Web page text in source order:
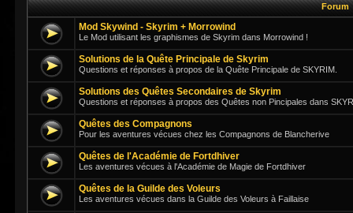
Forum
Mod Skywind - Skyrim + Morrowind
Le Mod utilisant les graphismes de Skyrim dans Morrowind !
Solutions de la Quête Principale de Skyrim
Questions et réponses à propos de la Quête Principale de SKYRIM.
Solutions des Quêtes Secondaires de Skyrim
Questions et réponses à propos des Quêtes non Pincipales dans
Quêtes des Compagnons
Pour les aventures vécues chez les Compagnons de Blancherive
Quêtes de l'Académie de Fortdhiver
Les aventures vécues à l'Académie de Magie de Fortdhiver
Quêtes de la Guilde des Voleurs
Les aventures vécues dans la Guilde des Voleurs à Faillaise